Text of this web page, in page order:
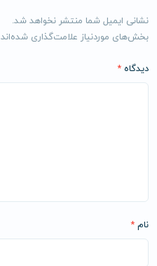
نشانی ایمیل شما منتشر نخواهد شد.
بخش‌های موردنیاز علامت‌گذاری شده‌اند
دیدگاه *
نام *